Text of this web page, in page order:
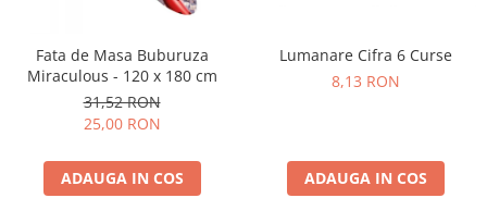
Fata de Masa Buburuza
Miraculous - 120 x 180 cm
31,52 RON
25,00 RON
ADAUGA IN COS
Lumanare Cifra 6 Curse
8,13 RON
ADAUGA IN COS